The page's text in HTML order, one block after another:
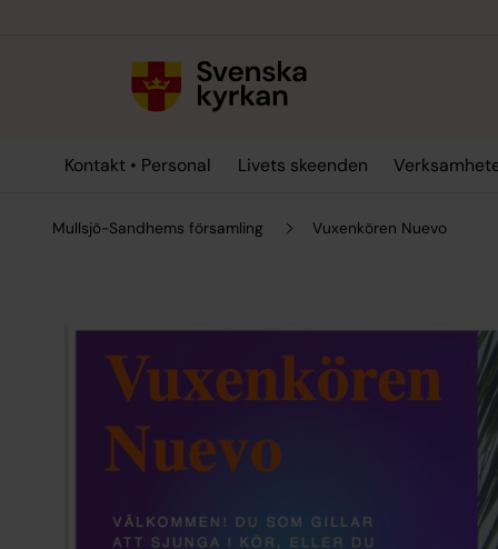
Kontakt • Personal Livets skeenden
Mullsjö-Sandhems församling Vuxenkören Nuevo